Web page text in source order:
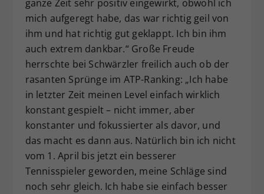
ganze Zeit sehr positiv eingewirkt, obwohl ich
mich aufgeregt habe, das war richtig geil von
ihm und hat richtig gut geklappt. Ich bin ihm
auch extrem dankbar.“ Große Freude
herrschte bei Schwärzler freilich auch ob der
rasanten Sprünge im ATP-Ranking: „Ich habe
in letzter Zeit meinen Level einfach wirklich
konstant gespielt – nicht immer, aber
konstanter und fokussierter als davor, und
das macht es dann aus. Natürlich bin ich nicht
vom 1. April bis jetzt ein besserer
Tennisspieler geworden, meine Schläge sind
noch sehr gleich. Ich habe sie einfach besser